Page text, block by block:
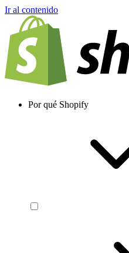
Ir al contenido
Por qué Shopify